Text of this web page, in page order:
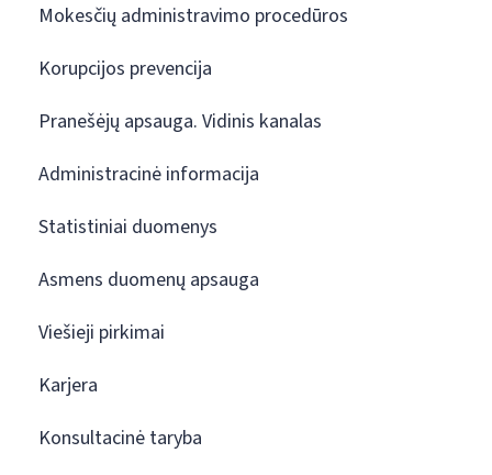
Mokesčių administravimo procedūros
Korupcijos prevencija
Pranešėjų apsauga. Vidinis kanalas
Administracinė informacija
Statistiniai duomenys
Asmens duomenų apsauga
Viešieji pirkimai
Karjera
Konsultacinė taryba